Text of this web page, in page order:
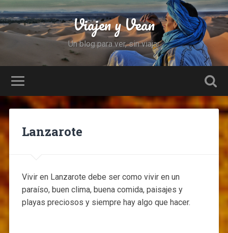
Viajen y Vean
Un blog para ver, sin viajar
Lanzarote
Vivir en Lanzarote debe ser como vivir en un
paraíso, buen clima, buena comida, paisajes y
playas preciosos y siempre hay algo que hacer.